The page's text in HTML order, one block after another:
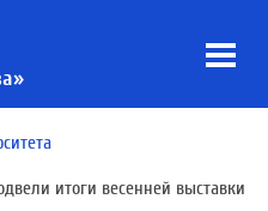
итоги весенней выставки